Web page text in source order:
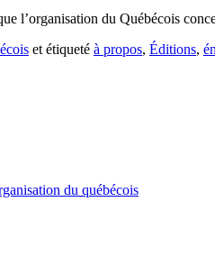
l’organisation du Québécois
et étiqueté à propos, Éditions,
du québécois